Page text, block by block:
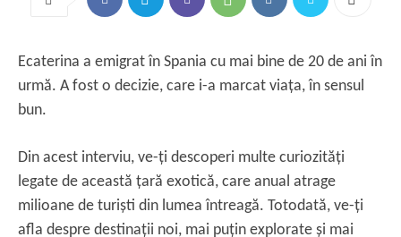
Ecaterina a emigrat în Spania cu mai bine de 20 de ani în
urmă. A fost o decizie, care i-a marcat viața, în sensul
bun.
Din acest interviu, ve-ți descoperi multe curiozități
legate de această țară exotică, care anual atrage
milioane de turiști din lumea întreagă. Totodată, ve-ți
afla despre destinații noi, mai puțin explorate și mai